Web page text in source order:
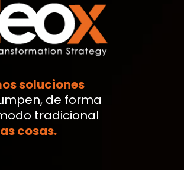
soluciones
de forma
tradicional
cosas.